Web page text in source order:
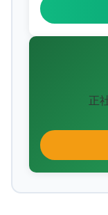
正